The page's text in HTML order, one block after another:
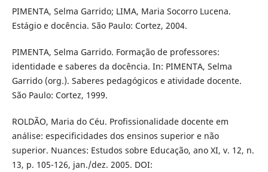
PIMENTA, Selma Garrido; LIMA, Maria Socorro Lucena.
Estágio e docência. São Paulo: Cortez, 2004.
PIMENTA, Selma Garrido. Formação de professores:
identidade e saberes da docência. In: PIMENTA, Selma
Garrido (org.). Saberes pedagógicos e atividade docente.
São Paulo: Cortez, 1999.
ROLDÃO, Maria do Céu. Profissionalidade docente em
análise: especificidades dos ensinos superior e não
superior. Nuances: Estudos sobre Educação, ano XI, v. 12, n.
13, p. 105-126, jan./dez. 2005. DOI: